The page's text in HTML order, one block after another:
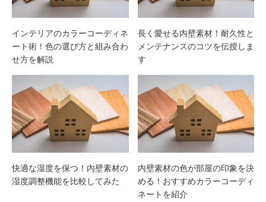
インテリアのカラーコーディネ
ート術！色の選び方と組み合わ
せ方を解説
長く愛せる内壁素材！耐久性と
メンテナンスのコツを伝授しま
す
快適な湿度を保つ！内壁素材の
湿度調整機能を比較してみた
内壁素材の色が部屋の印象を決
める！おすすめカラーコーディ
ネートを紹介